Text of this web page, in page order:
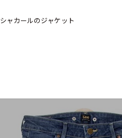
ャカールのジャケット